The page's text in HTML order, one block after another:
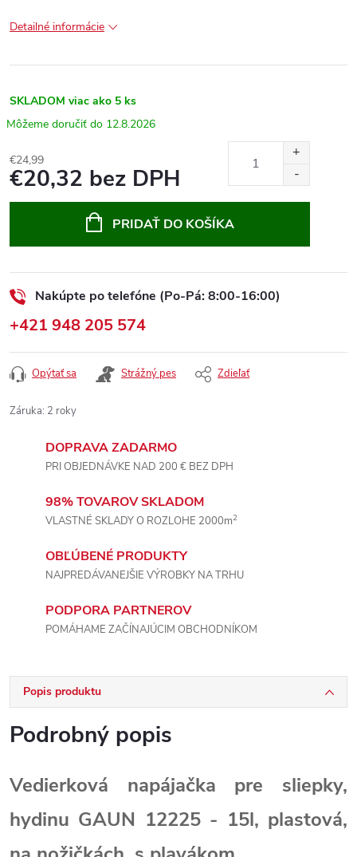
Detailné informácie
SKLADOM viac ako 5 ks
12.8.2026
€24,99
€20,32 bez DPH
PRIDAŤ DO KOŠÍKA
Nakúpte po telefóne (Po-Pá: 8:00-16:00)
+421 948 205 574
Opýtať sa Strážný pes Zdieľať
Záruka: 2 roky
DOPRAVA ZADARMO
PRI OBJEDNÁVKE NAD 200 € BEZ DPH
98% TOVAROV SKLADOM
VLASTNÉ SKLADY O ROZLOHE 2000m2
OBĽÚBENÉ PRODUKTY
NAJPREDÁVANEJŠIE VÝROBKY NA TRHU
PODPORA PARTNEROV
POMÁHAME ZAČÍNAJÚCIM OBCHODNÍKOM
Popis produktu
Podrobný popis
Vedierková napájačka pre sliepky,
hydinu GAUN 12225 - 15l, plastová,